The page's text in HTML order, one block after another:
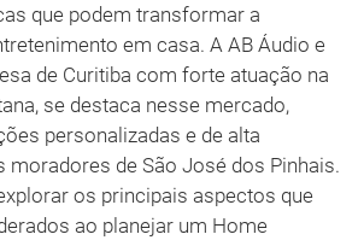
que podem transformar a
em casa. A AB Áudio e
de Curitiba com forte atuação na
se destaca nesse mercado,
personalizadas e de alta
moradores de São José dos Pinhais.
os principais aspectos que
ao planejar um Home